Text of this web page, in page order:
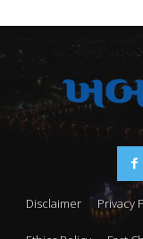
Disclaimer Privacy